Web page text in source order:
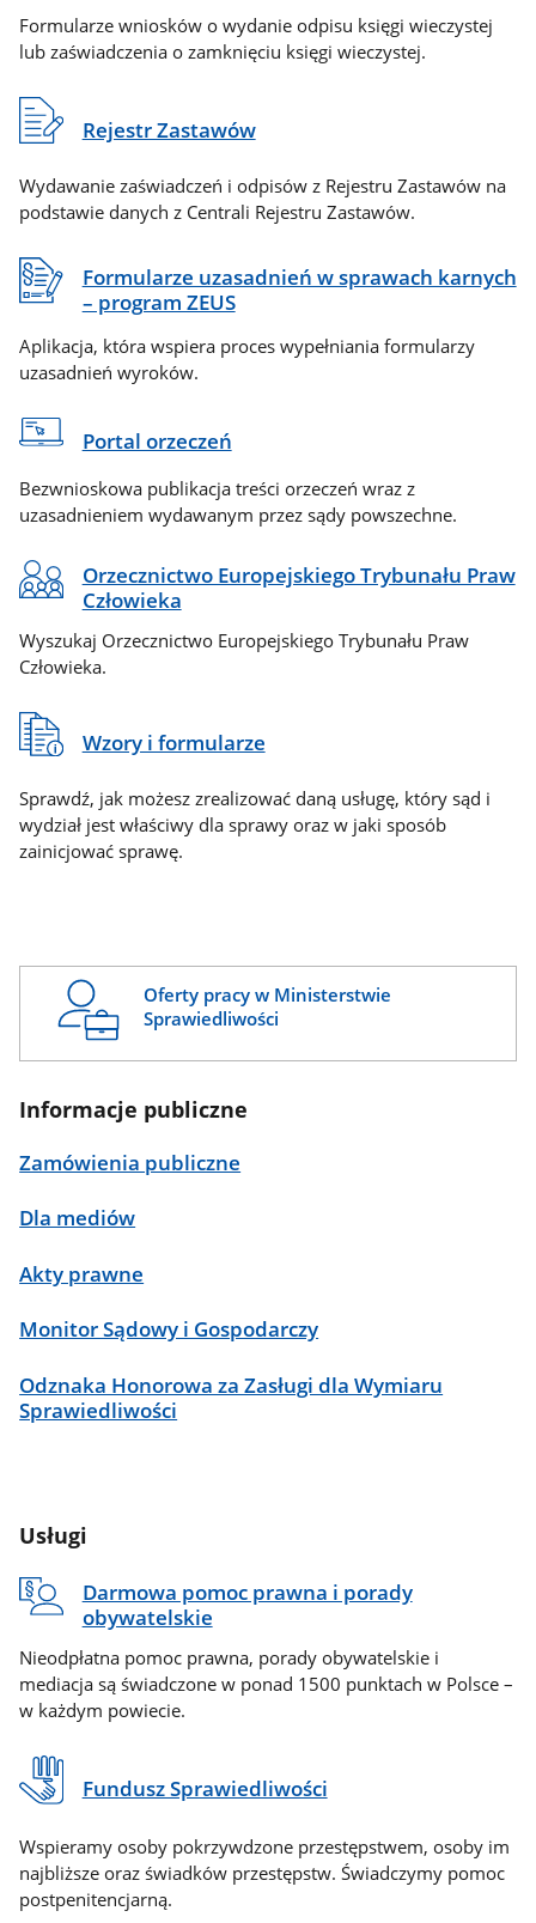
Formularze wniosków o wydanie odpisu księgi wieczystej
lub zaświadczenia o zamknięciu księgi wieczystej.
Rejestr Zastawów
Wydawanie zaświadczeń i odpisów z Rejestru Zastawów na
podstawie danych z Centrali Rejestru Zastawów.
Formularze uzasadnień w sprawach karnych
– program ZEUS
Aplikacja, która wspiera proces wypełniania formularzy
uzasadnień wyroków.
Portal orzeczeń
Bezwnioskowa publikacja treści orzeczeń wraz z
uzasadnieniem wydawanym przez sądy powszechne.
Orzecznictwo Europejskiego Trybunału Praw
Człowieka
Wyszukaj Orzecznictwo Europejskiego Trybunału Praw
Człowieka.
Wzory i formularze
Sprawdź, jak możesz zrealizować daną usługę, który sąd i
wydział jest właściwy dla sprawy oraz w jaki sposób
zainicjować sprawę.
Oferty pracy w Ministerstwie
Sprawiedliwości
Informacje publiczne
Zamówienia publiczne
Dla mediów
Akty prawne
Monitor Sądowy i Gospodarczy
Odznaka Honorowa za Zasługi dla Wymiaru
Sprawiedliwości
Usługi
Darmowa pomoc prawna i porady
obywatelskie
Nieodpłatna pomoc prawna, porady obywatelskie i
mediacja są świadczone w ponad 1500 punktach w Polsce –
w każdym powiecie.
Fundusz Sprawiedliwości
Wspieramy osoby pokrzywdzone przestępstwem, osoby im
najbliższe oraz świadków przestępstw. Świadczymy pomoc
postpenitencjarną.